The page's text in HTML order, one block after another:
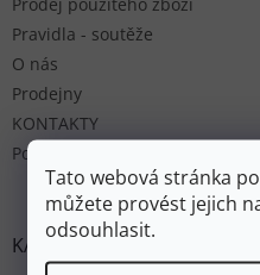
Tato webová stránka
můžete provést jejich
odsouhlasit.
Pravidla - soutěže
O nás
Prodejny
KONTAKTY
Poradna
KAMENNÁ PRODEJNA PRAHA